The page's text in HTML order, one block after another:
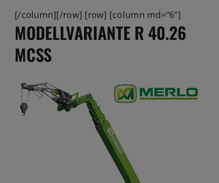
Shop
[/column][/row] [row] [column md=“6″]
MODELLVARIANTE R 40.26
MCSS